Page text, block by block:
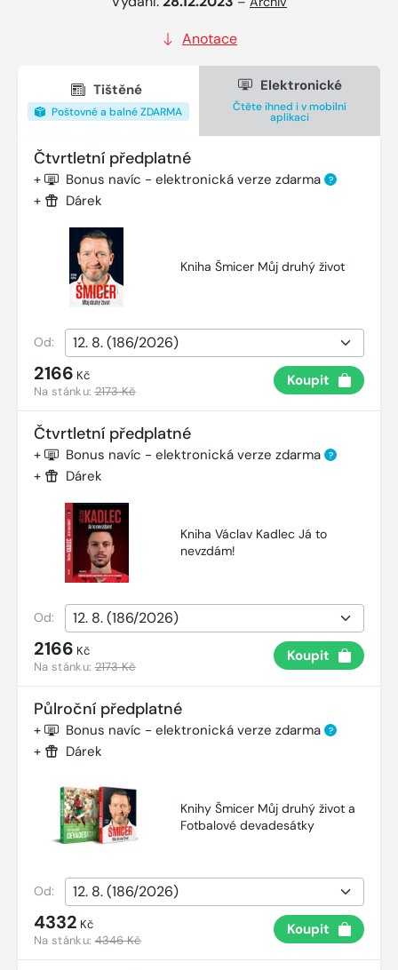
Anotace
Tištěné
Poštovné a balné ZDARMA
Elektronické
Čtěte ihned i v mobilní
aplikaci
Čtvrtletní předplatné
+ Bonus navíc - elektronická verze zdarma ?
+ Dárek
Kniha Šmicer Můj druhý život
Od:
2166 Kč
Na stánku:2173 Kč
Koupit
Čtvrtletní předplatné
+ Bonus navíc - elektronická verze zdarma ?
+ Dárek
Kniha Václav Kadlec Já to
nevzdám!
Od:
2166 Kč
Na stánku:2173 Kč
Koupit
Půlroční předplatné
+ Bonus navíc - elektronická verze zdarma ?
+ Dárek
Knihy Šmicer Můj druhý život a
Fotbalové devadesátky
Od:
4332 Kč
Na stánku:4346 Kč
Koupit